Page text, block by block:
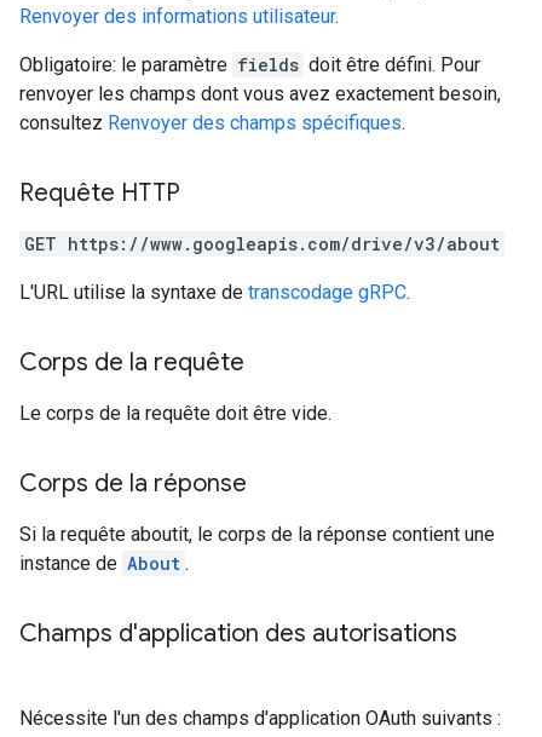
Renvoyer des informations utilisateur.
Obligatoire: le paramètre fields doit être défini. Pour
renvoyer les champs dont vous avez exactement besoin,
consultez Renvoyer des champs spécifiques.
Requête HTTP
GET https://www.googleapis.com/drive/v3/about
L'URL utilise la syntaxe de transcodage gRPC.
Corps de la requête
Le corps de la requête doit être vide.
Corps de la réponse
Si la requête aboutit, le corps de la réponse contient une
instance de About .
Champs d'application des autorisations
Nécessite l'un des champs d'application OAuth suivants :